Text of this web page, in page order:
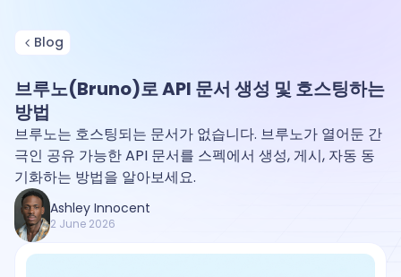
Blog
브루노(Bruno)로 API 문서 생성 및 호스팅하는
방법
브루노는 호스팅되는 문서가 없습니다. 브루노가 열어둔 간
극인 공유 가능한 API 문서를 스펙에서 생성, 게시, 자동 동
기화하는 방법을 알아보세요.
Ashley Innocent
2 June 2026